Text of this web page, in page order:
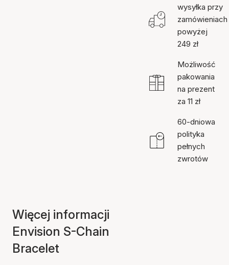
wysyłka przy
zamówieniach
powyżej
249 zł
Możliwość
pakowania
na prezent
za 11 zł
60-dniowa
polityka
pełnych
zwrotów
Więcej informacji
Envision S-Chain
Bracelet